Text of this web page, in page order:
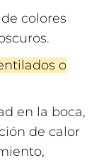
colores
o
en la boca,
de calor